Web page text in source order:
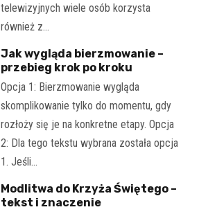
telewizyjnych wiele osób korzysta
również z…
Jak wygląda bierzmowanie –
przebieg krok po kroku
Opcja 1: Bierzmowanie wygląda
skomplikowanie tylko do momentu, gdy
rozłoży się je na konkretne etapy. Opcja
2: Dla tego tekstu wybrana została opcja
1. Jeśli…
Modlitwa do Krzyża Świętego –
tekst i znaczenie